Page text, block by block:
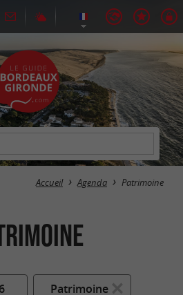
Accueil Agenda Patrimoine
Patrimoine